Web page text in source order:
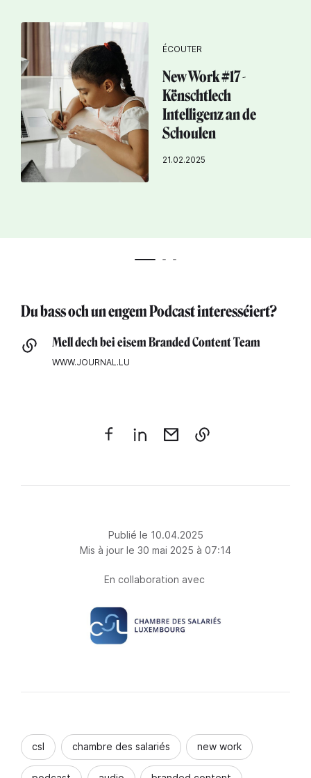
ÉCOUTER
New Work #17 -
Kënschtlech
Intelligenz an de
Schoulen
21.02.2025
Du bass och un engem Podcast interesséiert?
Mell dech bei eisem Branded Content Team
WWW.JOURNAL.LU
Publié le 10.04.2025
Mis à jour le 30 mai 2025 à 07:14
En collaboration avec
csl chambre des salariés new work